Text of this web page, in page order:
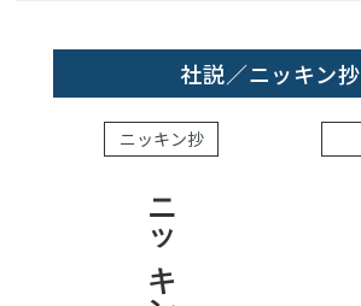
社説／ニッキン抄
ニッキン抄